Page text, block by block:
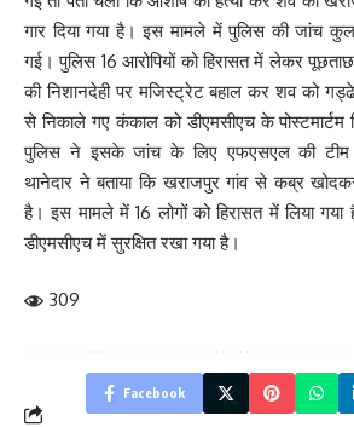
गार दिया गया है। इस मामले में पुलिस की जांच कुल
गई। पुलिस 16 आरोपियों को हिरासत में लेकर
की निशानदेही पर मजिस्ट्रेट बहाल कर शव को
से निकाले गए कंकाल को डीएमसीएच के पोस्टमार्टम
पुलिस ने इसके जांच के लिए एफएसएल की टीम
थानेदार ने बताया कि खराजपुर गांव से कब्र
है। इस मामले में 16 लोगों को हिरासत में लिया
डीएमसीएच में सुरक्षित रखा गया है।
309
Facebook